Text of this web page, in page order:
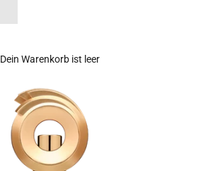
Dein Warenkorb ist leer